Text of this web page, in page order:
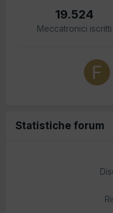
19.524
Meccatronici iscritti
Statistiche forum